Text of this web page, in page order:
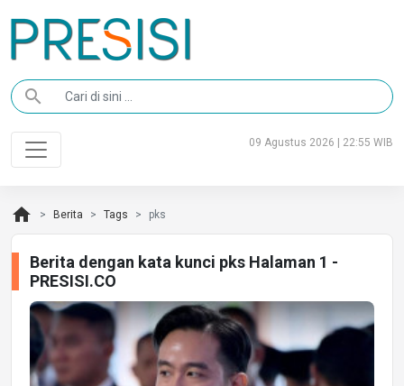
search
09 Agustus 2026 | 22:55 WIB
home Berita Tags pks
Berita dengan kata kunci pks Halaman 1 -
PRESISI.CO